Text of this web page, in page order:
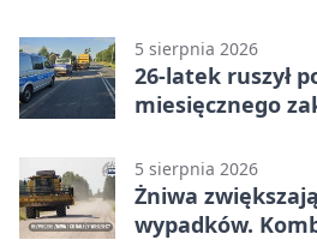
5 sierpnia 2026
26-latek ruszył
miesięcznego
5 sierpnia 2026
Żniwa
wypadków.